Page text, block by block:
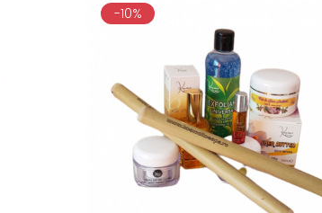
-10%